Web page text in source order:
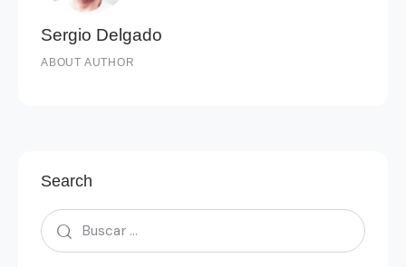
Sergio Delgado
ABOUT AUTHOR
Search